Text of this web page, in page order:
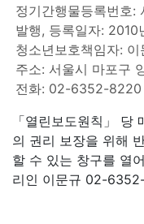
정기간행물등록번호:
발행, 등록일자: 2010
청소년보호책임자: 이
주소: 서울시 마포구
전화: 02-6352-8220
「열린보도원칙」
의 권리 보장을 위해
할 수 있는 창구를 열
리인 이문규 02-